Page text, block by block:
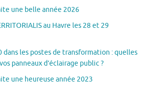
une belle année 2026
au Havre les 28 et 29
dans les postes de transformation : quelles
panneaux d’éclairage public ?
une heureuse année 2023